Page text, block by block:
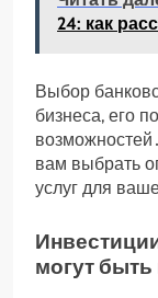
24: как
Выбор
бизнеса, его
вам выбрать
услуг для
могут